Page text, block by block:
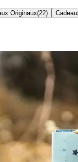
Originaux(22)